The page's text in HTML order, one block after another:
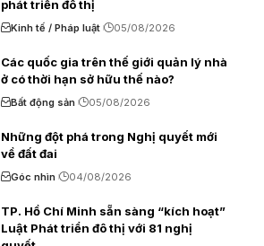
phát triển đô thị
Kinh tế / Pháp luật 05/08/2026
Các quốc gia trên thế giới quản lý nhà
ở có thời hạn sở hữu thế nào?
Bất động sản 05/08/2026
Những đột phá trong Nghị quyết mới
về đất đai
Góc nhìn 04/08/2026
TP. Hồ Chí Minh sẵn sàng “kích hoạt”
Luật Phát triển đô thị với 81 nghị